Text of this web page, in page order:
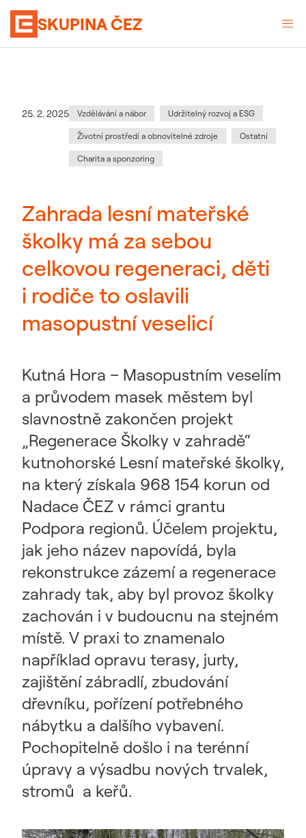
SKUPINA ČEZ
Datum zveřejnění
25. 2. 2025Kategorie:
Vzdělávání a nábor Udržitelný rozvoj a ESG
Životní prostředí a obnovitelné zdroje Ostatní
Charita a sponzoring
Zahrada lesní mateřské
školky má za sebou
celkovou regeneraci, děti
i rodiče to oslavili
masopustní veselicí
Kutná Hora – Masopustním veselím
a průvodem masek městem byl
slavnostně zakončen projekt
„Regenerace Školky v zahradě“
kutnohorské Lesní mateřské školky,
na který získala 968 154 korun od
Nadace ČEZ v rámci grantu
Podpora regionů. Účelem projektu,
jak jeho název napovídá, byla
rekonstrukce zázemí a regenerace
zahrady tak, aby byl provoz školky
zachován i v budoucnu na stejném
místě. V praxi to znamenalo
například opravu terasy, jurty,
zajištění zábradlí, zbudování
dřevníku, pořízení potřebného
nábytku a dalšího vybavení.
Pochopitelně došlo i na terénní
úpravy a výsadbu nových trvalek,
stromů a keřů.